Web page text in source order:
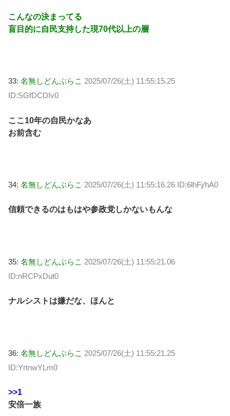
こんなの決まってる
盲目的に自民支持した現70代以上の層
33: 名無しどんぶらこ 2025/07/26(土) 11:55:15.25
ID:SGfDCDIv0
ここ10年の自民かなあ
お前含む
34: 名無しどんぶらこ 2025/07/26(土) 11:55:16.26 ID:6lhFj/hA0
信頼できるのはもはや参政党しかないもんな
35: 名無しどんぶらこ 2025/07/26(土) 11:55:21.06
ID:nRCPxDut0
ナルシストは嫌だな、ほんと
36: 名無しどんぶらこ 2025/07/26(土) 11:55:21.25
ID:YrtnwYLm0
>>1
安倍一族